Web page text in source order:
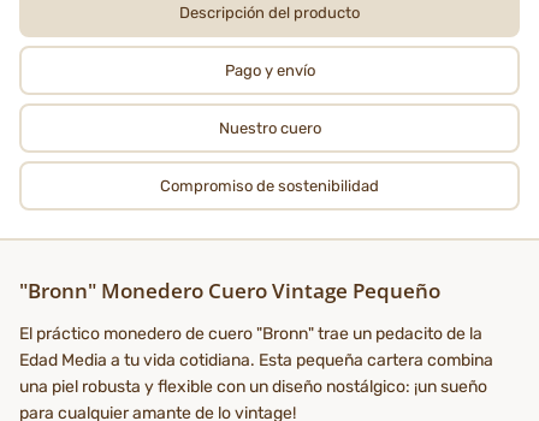
Descripción del producto
Pago y envío
Nuestro cuero
Compromiso de sostenibilidad
"Bronn" Monedero Cuero Vintage Pequeño
El práctico monedero de cuero "Bronn" trae un pedacito de la
Edad Media a tu vida cotidiana. Esta pequeña cartera combina
una piel robusta y flexible con un diseño nostálgico: ¡un sueño
para cualquier amante de lo vintage!